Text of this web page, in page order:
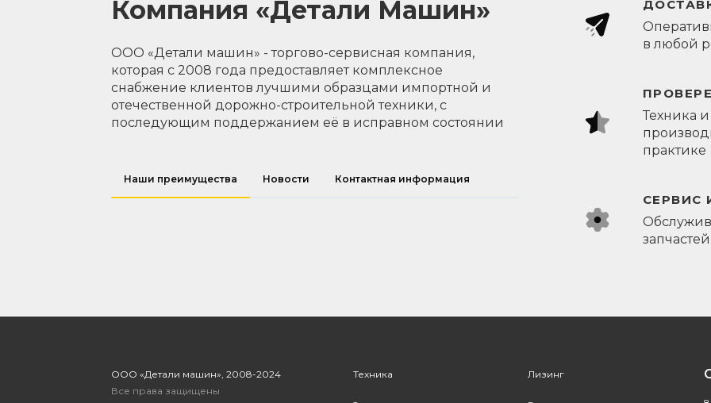
Компания «Детали Машин»
ООО «Детали машин» - торгово-сервисная компания,
которая с 2008 года предоставляет комплексное
снабжение клиентов лучшими образцами импортной и
отечественной дорожно-строительной техники, с
последующим поддержанием её в исправном состоянии
Наши преимущества Новости Контактная информация
в любой
Техника
практике
СЕРВИС
ООО «Детали машин», 2008-2024
Все права защищены
Техника Лизинг